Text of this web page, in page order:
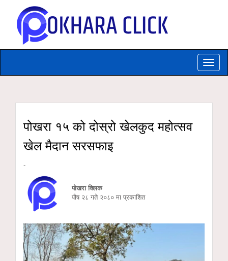
Toggle
पोखरा १५ को दोस्रो खेलकुद महोत्सव
खेल मैदान सरसफाइ
-
पोखरा क्लिक
पौष २८ गते २०८० मा प्रकाशित